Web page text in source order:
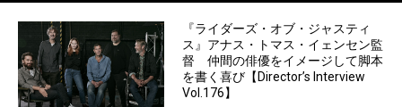
『ライダーズ・オブ・ジャスティ
ス』アナス・トマス・イェンセン監
督 仲間の俳優をイメージして脚本
を書く喜び【Director’s Interview
Vol.176】